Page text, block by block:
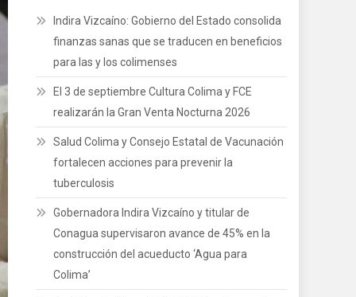
Indira Vizcaíno: Gobierno del Estado consolida
finanzas sanas que se traducen en beneficios
para las y los colimenses
El 3 de septiembre Cultura Colima y FCE
realizarán la Gran Venta Nocturna 2026
Salud Colima y Consejo Estatal de Vacunación
fortalecen acciones para prevenir la
tuberculosis
Gobernadora Indira Vizcaíno y titular de
Conagua supervisaron avance de 45% en la
construcción del acueducto ‘Agua para
Colima’